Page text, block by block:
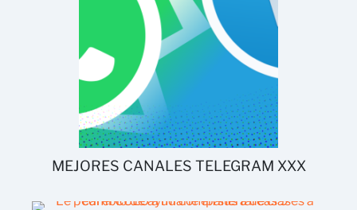
MEJORES CANALES TELEGRAM XXX